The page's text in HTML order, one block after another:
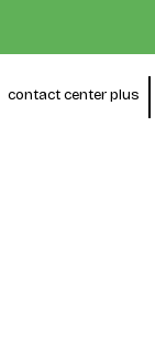
contact center plus